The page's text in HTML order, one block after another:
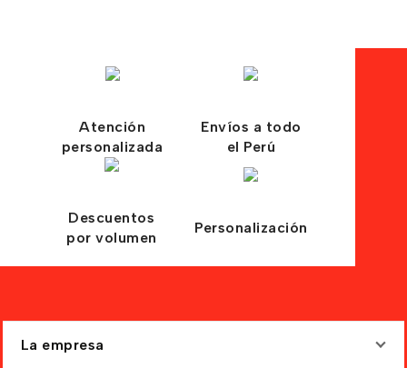
Atención
personalizada
Envíos a todo
el Perú
Descuentos
por volumen
Personalización
La empresa